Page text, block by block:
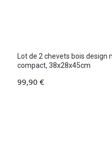
Lot de 2 chevets bois design
compact, 38x28x45cm
99,90 €